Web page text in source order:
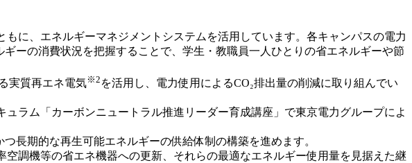
に、エネルギーマネジメントシステムを活用しています。各キャンパスの電力
ーの消費状況を把握することで、学生・教職員一人ひとりの省エネルギーや節
実質再エネ電気※2 を活用し、電力使用によるCO₂排出量の削減に取り組んでい
ラム「カーボンニュートラル推進リーダー育成講座」で東京電力グループによ
長期的な再生可能エネルギーの供給体制の構築を進めます。
調機等の省エネ機器への更新、それらの最適なエネルギー使用量を見据えた継